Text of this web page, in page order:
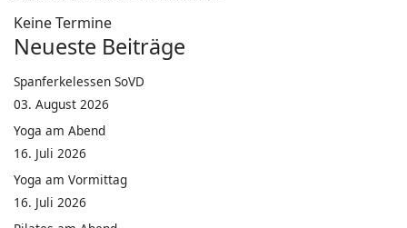
Keine Termine
Neueste Beiträge
Spanferkelessen SoVD
03. August 2026
Yoga am Abend
16. Juli 2026
Yoga am Vormittag
16. Juli 2026